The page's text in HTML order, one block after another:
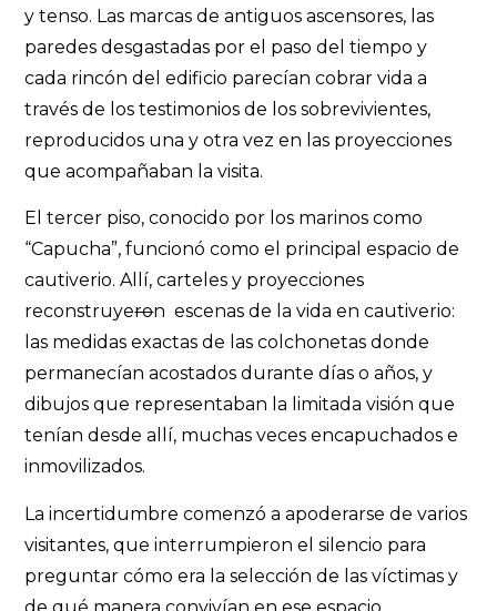
y tenso. Las marcas de antiguos ascensores, las
paredes desgastadas por el paso del tiempo y
cada rincón del edificio parecían cobrar vida a
través de los testimonios de los sobrevivientes,
reproducidos una y otra vez en las proyecciones
que acompañaban la visita.
El tercer piso, conocido por los marinos como
“Capucha”, funcionó como el principal espacio de
cautiverio. Allí, carteles y proyecciones
reconstruyeron escenas de la vida en cautiverio:
las medidas exactas de las colchonetas donde
permanecían acostados durante días o años, y
dibujos que representaban la limitada visión que
tenían desde allí, muchas veces encapuchados e
inmovilizados.
La incertidumbre comenzó a apoderarse de varios
visitantes, que interrumpieron el silencio para
preguntar cómo era la selección de las víctimas y